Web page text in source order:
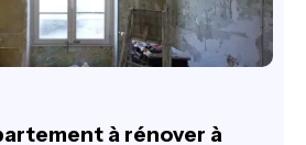
à rénover à